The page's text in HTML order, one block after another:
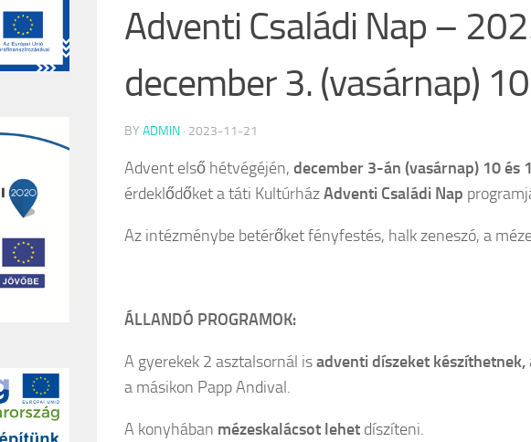
Adventi Családi Nap –
december 3. (vasárnap)
BY ADMIN · 2023-11-21
Advent első hétvégéjén, december 3-án (vasárnap) 10 és
érdeklődőket a táti KultúrházAdventi Családi Nap
Az intézménybe betérőket fényfestés, halk zeneszó, a
ÁLLANDÓ PROGRAMOK:
A gyerekek 2 asztalsornál isadventi díszeket készíthetnek,
a másikon Papp Andival.
A konyhában mézeskalácsot lehet díszíteni.